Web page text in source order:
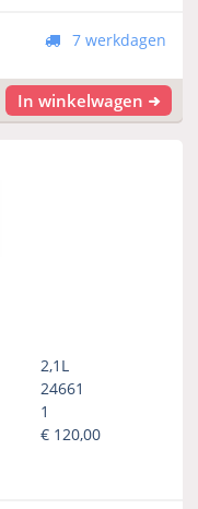
7 werkdagen
In winkelwagen
2,1L
24661
1
€ 120,00